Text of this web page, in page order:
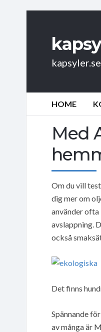
kapsyler.se
HOME
Med
Om du vill
dig mer om
använder ofta
avslappning.
också
Det finns
Spännande
av många är